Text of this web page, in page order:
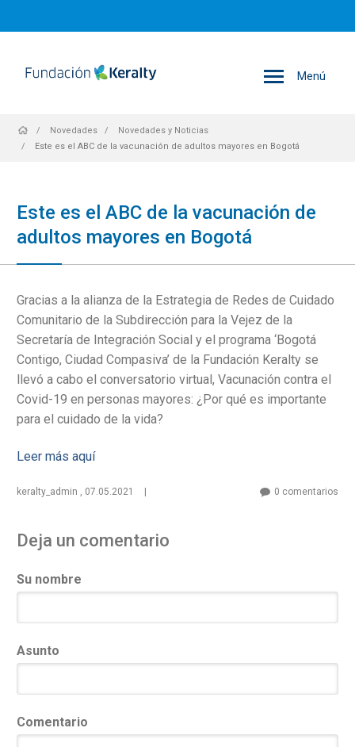
Menú
Sobrescribir
enlaces
de
ayuda
a
la
navegación
Novedades
Novedades y Noticias
Este es el ABC de la vacunación de adultos mayores en Bogotá
Este es el ABC de la vacunación de
adultos mayores en Bogotá
Gracias a la alianza de la Estrategia de Redes de Cuidado
Comunitario de la Subdirección para la Vejez de la
Secretaría de Integración Social y el programa ‘Bogotá
Contigo, Ciudad Compasiva’ de la Fundación Keralty se
llevó a cabo el conversatorio virtual, Vacunación contra el
Covid-19 en personas mayores: ¿Por qué es importante
para el cuidado de la vida?
Leer más aquí
keralty_admin , 07.05.2021 0 comentarios
Deja un comentario
Su nombre
Asunto
Comentario